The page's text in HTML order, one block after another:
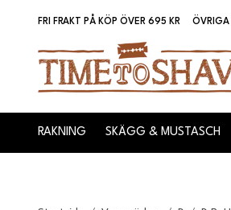
FRI FRAKT PÅ KÖP ÖVER 695 KR ÖVRIGA
RAKNING SKÄGG & MUSTASCH